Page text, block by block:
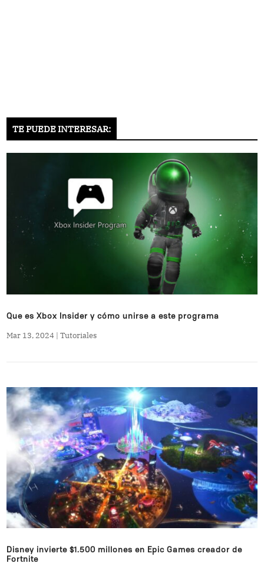
TE PUEDE INTERESAR:
Que es Xbox Insider y cómo unirse a este programa
Mar 13, 2024 |Tutoriales
Disney invierte $1.500 millones en Epic Games creador de
Fortnite